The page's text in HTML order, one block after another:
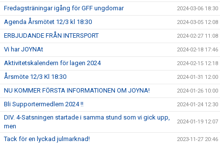
Fredagsträningar igång för GFF ungdomar 2024-03-06 18:30
Agenda Årsmötet 12/3 kl 18:30 2024-03-05 12:08
ERBJUDANDE FRÅN INTERSPORT 2024-02-27 11:08
Vi har JOYNAt 2024-02-18 17:46
Aktivitetskalendern för lagen 2024 2024-02-15 12:18
Årsmöte 12/3 Kl 18:30 2024-01-31 12:00
NU KOMMER FÖRSTA INFORMATIONEN OM JOYNA! 2024-01-26 10:00
Bli Supportermedlem 2024 !! 2024-01-24 12:30
DIV. 4-Satsningen startade i samma stund som vi gick upp,
men
2024-01-19 12:07
Tack för en lyckad julmarknad! 2023-11-27 20:46